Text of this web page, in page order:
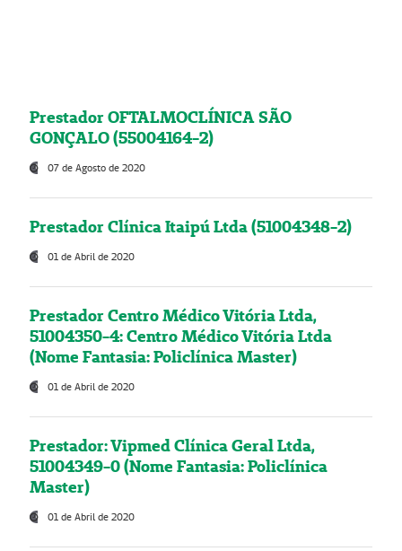
Prestador OFTALMOCLÍNICA SÃO
GONÇALO (55004164-2)
07 de Agosto de 2020
Prestador Clínica Itaipú Ltda (51004348-2)
01 de Abril de 2020
Prestador Centro Médico Vitória Ltda,
51004350-4: Centro Médico Vitória Ltda
(Nome Fantasia: Policlínica Master)
01 de Abril de 2020
Prestador: Vipmed Clínica Geral Ltda,
51004349-0 (Nome Fantasia: Policlínica
Master)
01 de Abril de 2020